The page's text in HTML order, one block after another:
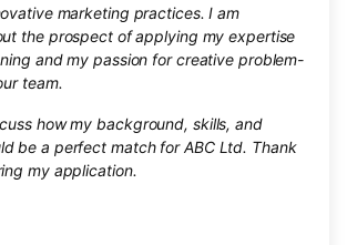
marketing practices. I am
the prospect of applying my expertise
and my passion for creative problem-
team.
how my background, skills, and
be a perfect match for ABC Ltd. Thank
my application.